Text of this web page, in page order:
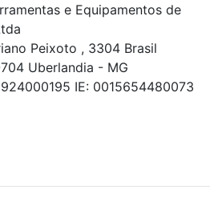
e Equipamentos de
Peixoto , 3304 Brasil
Uberlandia - MG
IE: 0015654480073